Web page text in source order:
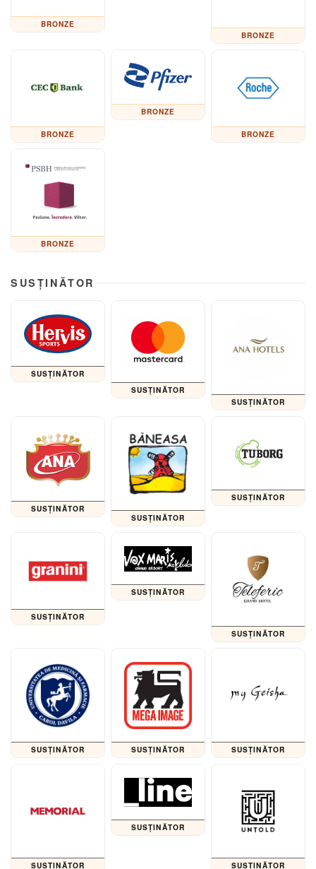
BRONZE
BRONZE
BRONZE
BRONZE
BRONZE
BRONZE
SUSȚINĂTOR
SUSȚINĂTOR
SUSȚINĂTOR
SUSȚINĂTOR
SUSȚINĂTOR
SUSȚINĂTOR
SUSȚINĂTOR
SUSȚINĂTOR
SUSȚINĂTOR
SUSȚINĂTOR
SUSȚINĂTOR SUSȚINĂTOR SUSȚINĂTOR
SUSȚINĂTOR
SUSȚINĂTOR
SUSȚINĂTOR